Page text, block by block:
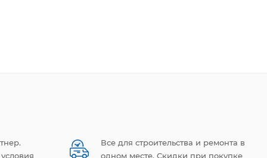
Все для строительства и ремонта в
одном месте. Скидки при покупке